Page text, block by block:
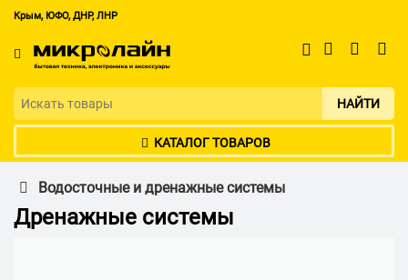
Крым, ЮФО, ДНР, ЛНР
НАЙТИ
КАТАЛОГ ТОВАРОВ
Водосточные и дренажные системы
Дренажные системы